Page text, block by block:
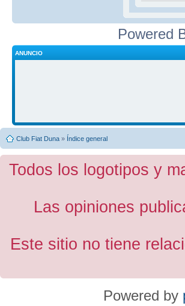
Powered
ANUNCIO
Club Fiat Duna » Índice general
Todos los logotipos y
Las opiniones
Este sitio no tiene
Powered by